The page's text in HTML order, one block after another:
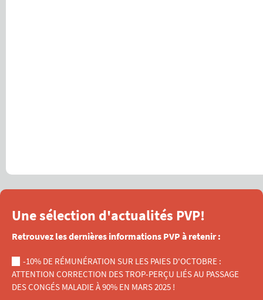
Une sélection d'actualités PVP!
Retrouvez les dernières informations PVP à retenir :
-10% DE RÉMUNÉRATION SUR LES PAIES D'OCTOBRE :
ATTENTION CORRECTION DES TROP-PERÇU LIÉS AU PASSAGE
DES CONGÉS MALADIE À 90% EN MARS 2025 !